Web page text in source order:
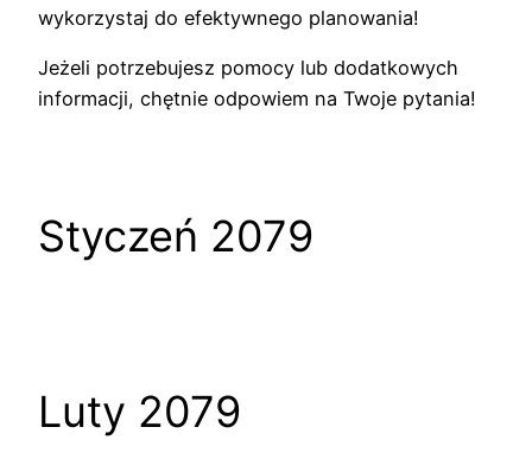
wykorzystaj do efektywnego planowania!
Jeżeli potrzebujesz pomocy lub dodatkowych
informacji, chętnie odpowiem na Twoje pytania!
Styczeń 2079
Luty 2079